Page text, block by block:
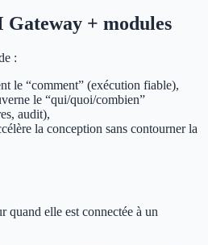
+ modules
:
le “comment” (exécution fiable),
le “qui/quoi/combien”
audit),
la conception sans contourner la
elle est connectée à un